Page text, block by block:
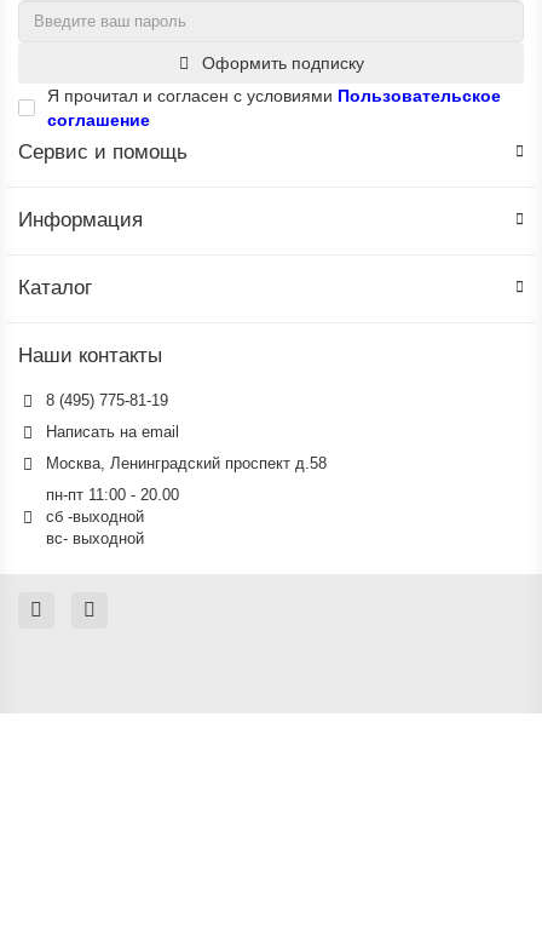
Оформить подписку
Я прочитал и согласен с условиями Пользовательское
соглашение
Сервис и помощь
Информация
Каталог
Наши контакты
8 (495) 775-81-19
Написать на email
Москва, Ленинградский проспект д.58
пн-пт 11:00 - 20.00
сб -выходной
вс- выходной